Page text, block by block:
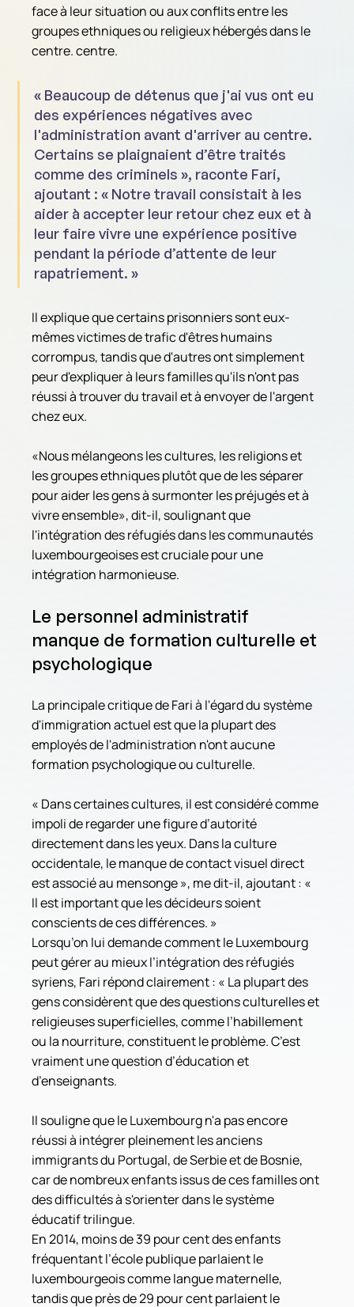
face à leur situation ou aux conflits entre les
groupes ethniques ou religieux hébergés dans le
centre. centre.
« Beaucoup de détenus que j'ai vus ont eu
des expériences négatives avec
l'administration avant d'arriver au centre.
Certains se plaignaient d’être traités
comme des criminels », raconte Fari,
ajoutant : « Notre travail consistait à les
aider à accepter leur retour chez eux et à
leur faire vivre une expérience positive
pendant la période d’attente de leur
rapatriement. »
Il explique que certains prisonniers sont eux-
mêmes victimes de trafic d'êtres humains
corrompus, tandis que d'autres ont simplement
peur d'expliquer à leurs familles qu'ils n'ont pas
réussi à trouver du travail et à envoyer de l'argent
chez eux.
«Nous mélangeons les cultures, les religions et
les groupes ethniques plutôt que de les séparer
pour aider les gens à surmonter les préjugés et à
vivre ensemble», dit-il, soulignant que
l'intégration des réfugiés dans les communautés
luxembourgeoises est cruciale pour une
intégration harmonieuse.
Le personnel administratif
manque de formation culturelle et
psychologique
La principale critique de Fari à l'égard du système
d'immigration actuel est que la plupart des
employés de l'administration n'ont aucune
formation psychologique ou culturelle.
« Dans certaines cultures, il est considéré comme
impoli de regarder une figure d’autorité
directement dans les yeux. Dans la culture
occidentale, le manque de contact visuel direct
est associé au mensonge », me dit-il, ajoutant : «
Il est important que les décideurs soient
conscients de ces différences. »
Lorsqu’on lui demande comment le Luxembourg
peut gérer au mieux l’intégration des réfugiés
syriens, Fari répond clairement : « La plupart des
gens considèrent que des questions culturelles et
religieuses superficielles, comme l’habillement
ou la nourriture, constituent le problème. C’est
vraiment une question d’éducation et
d’enseignants.
Il souligne que le Luxembourg n'a pas encore
réussi à intégrer pleinement les anciens
immigrants du Portugal, de Serbie et de Bosnie,
car de nombreux enfants issus de ces familles ont
des difficultés à s'orienter dans le système
éducatif trilingue.
En 2014, moins de 39 pour cent des enfants
fréquentant l’école publique parlaient le
luxembourgeois comme langue maternelle,
tandis que près de 29 pour cent parlaient le